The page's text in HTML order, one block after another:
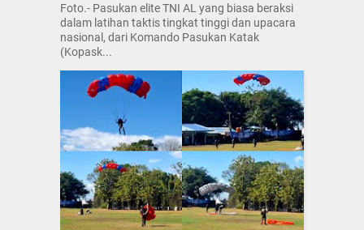
Foto.- Pasukan elite TNI AL yang biasa beraksi
dalam latihan taktis tingkat tinggi dan upacara
nasional, dari Komando Pasukan Katak
(Kopask...